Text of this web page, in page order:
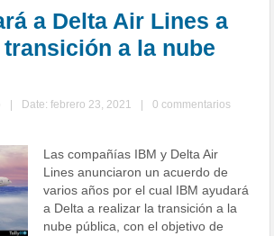
a Delta Air Lines a
a la nube
Date: febrero 23, 2021
0 commentarios
Las compañías IBM y Delta Air
Lines anunciaron un acuerdo de
varios años por el cual IBM ayudará
a Delta a realizar la transición a la
nube pública, con el objetivo de